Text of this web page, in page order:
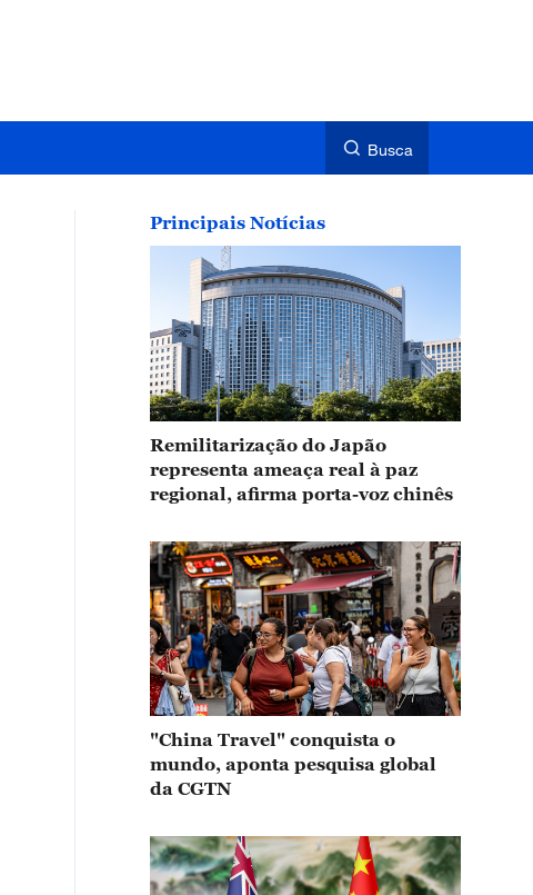
Busca
Principais Notícias
Remilitarização do Japão
representa ameaça real à paz
regional, afirma porta-voz chinês
"China Travel" conquista o
mundo, aponta pesquisa global
da CGTN